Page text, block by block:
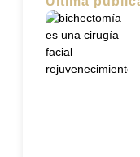
Última